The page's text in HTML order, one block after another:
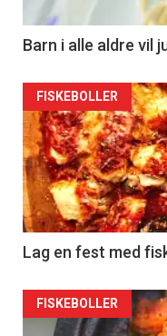
Barn i alle aldre vil
FISKEBOLLER
Lag en fest med
FISKEBOLLER